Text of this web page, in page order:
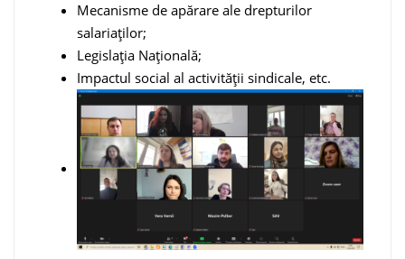
Mecanisme de apărare ale drepturilor
salariaților;
Legislația Națională;
Impactul social al activității sindicale, etc.